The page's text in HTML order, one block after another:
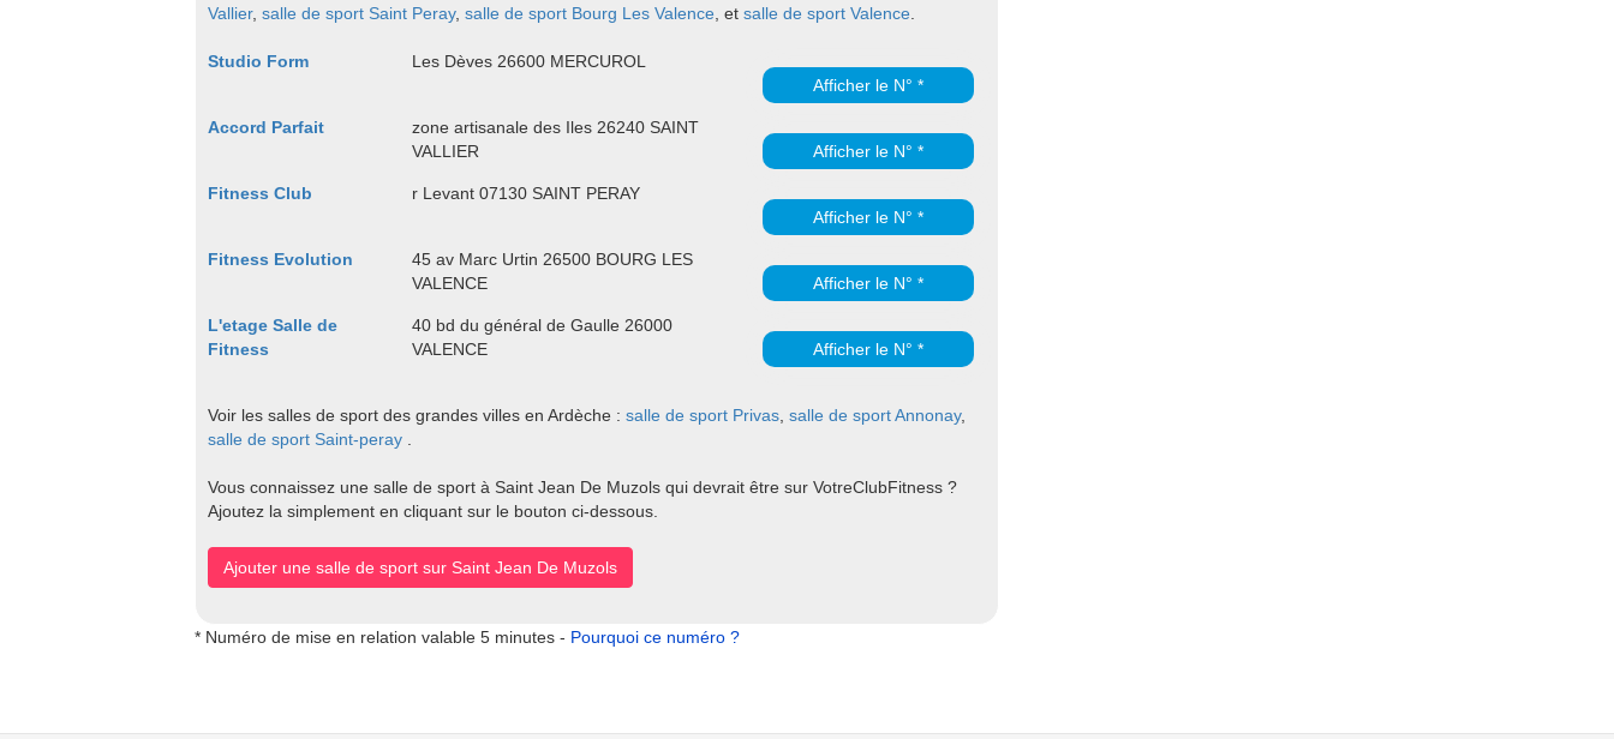
Vallier, salle de sport Saint Peray, salle de sport Bourg Les Valence , et salle de sport Valence
Studio Form
Les Dèves 26600 MERCUROL
Afficher le N° *
Accord Parfait
zone artisanale des Iles 26240 SAINT
VALLIER
Afficher le N° *
Fitness Club
r Levant 07130 SAINT PERAY
Afficher le N° *
Fitness Evolution
45 av Marc Urtin 26500 BOURG LES
VALENCE
Afficher le N° *
L'etage Salle de
Fitness
40 bd du général de Gaulle 26000
VALENCE
Afficher le N° *
Voir les salles de sport des grandes villes en Ardèche : salle de sport Privas salle de sport Annonay,
salle de sport Saint-peray
Vous connaissez une salle de sport à Saint Jean De Muzols qui devrait être sur VotreClubFitness ?
Ajoutez la simplement en cliquant sur le bouton ci-dessous.
Ajouter une salle de sport sur Saint Jean De Muzols
* Numéro de mise en relation valable 5 minutes - Pourquoi ce numéro ?